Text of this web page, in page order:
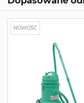
NOWOŚĆ